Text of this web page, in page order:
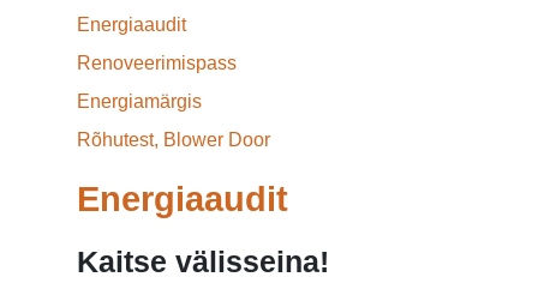
Energiaaudit
Renoveerimispass
Energiamärgis
Rõhutest, Blower Door
Energiaaudit
Kaitse välisseina!